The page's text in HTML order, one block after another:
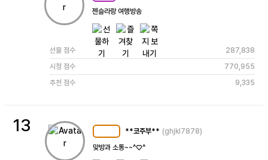
젠슬라랑 여행방송
선물 점수
287,838
시청 점수
770,955
추천 점수
9,335
13 **코주부** (ghjkl7878)
맞방과 소통~~^♡^